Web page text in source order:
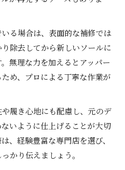
る場合は、表面的な補修では
除去してから新しいソールに
無理な力を加えるとアッパー
め、プロによる丁寧な作業が
履き心地にも配慮し、元のデ
いように仕上げることが大切
、経験豊富な専門店を選び、
かり伝えましょう。